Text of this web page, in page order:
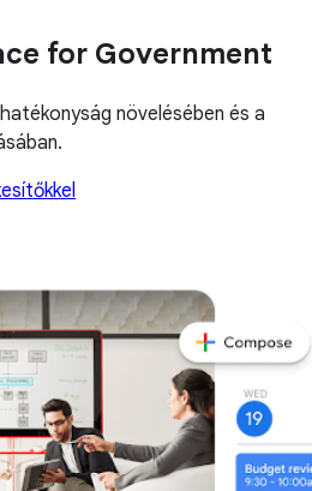
for Government
növelésében és a